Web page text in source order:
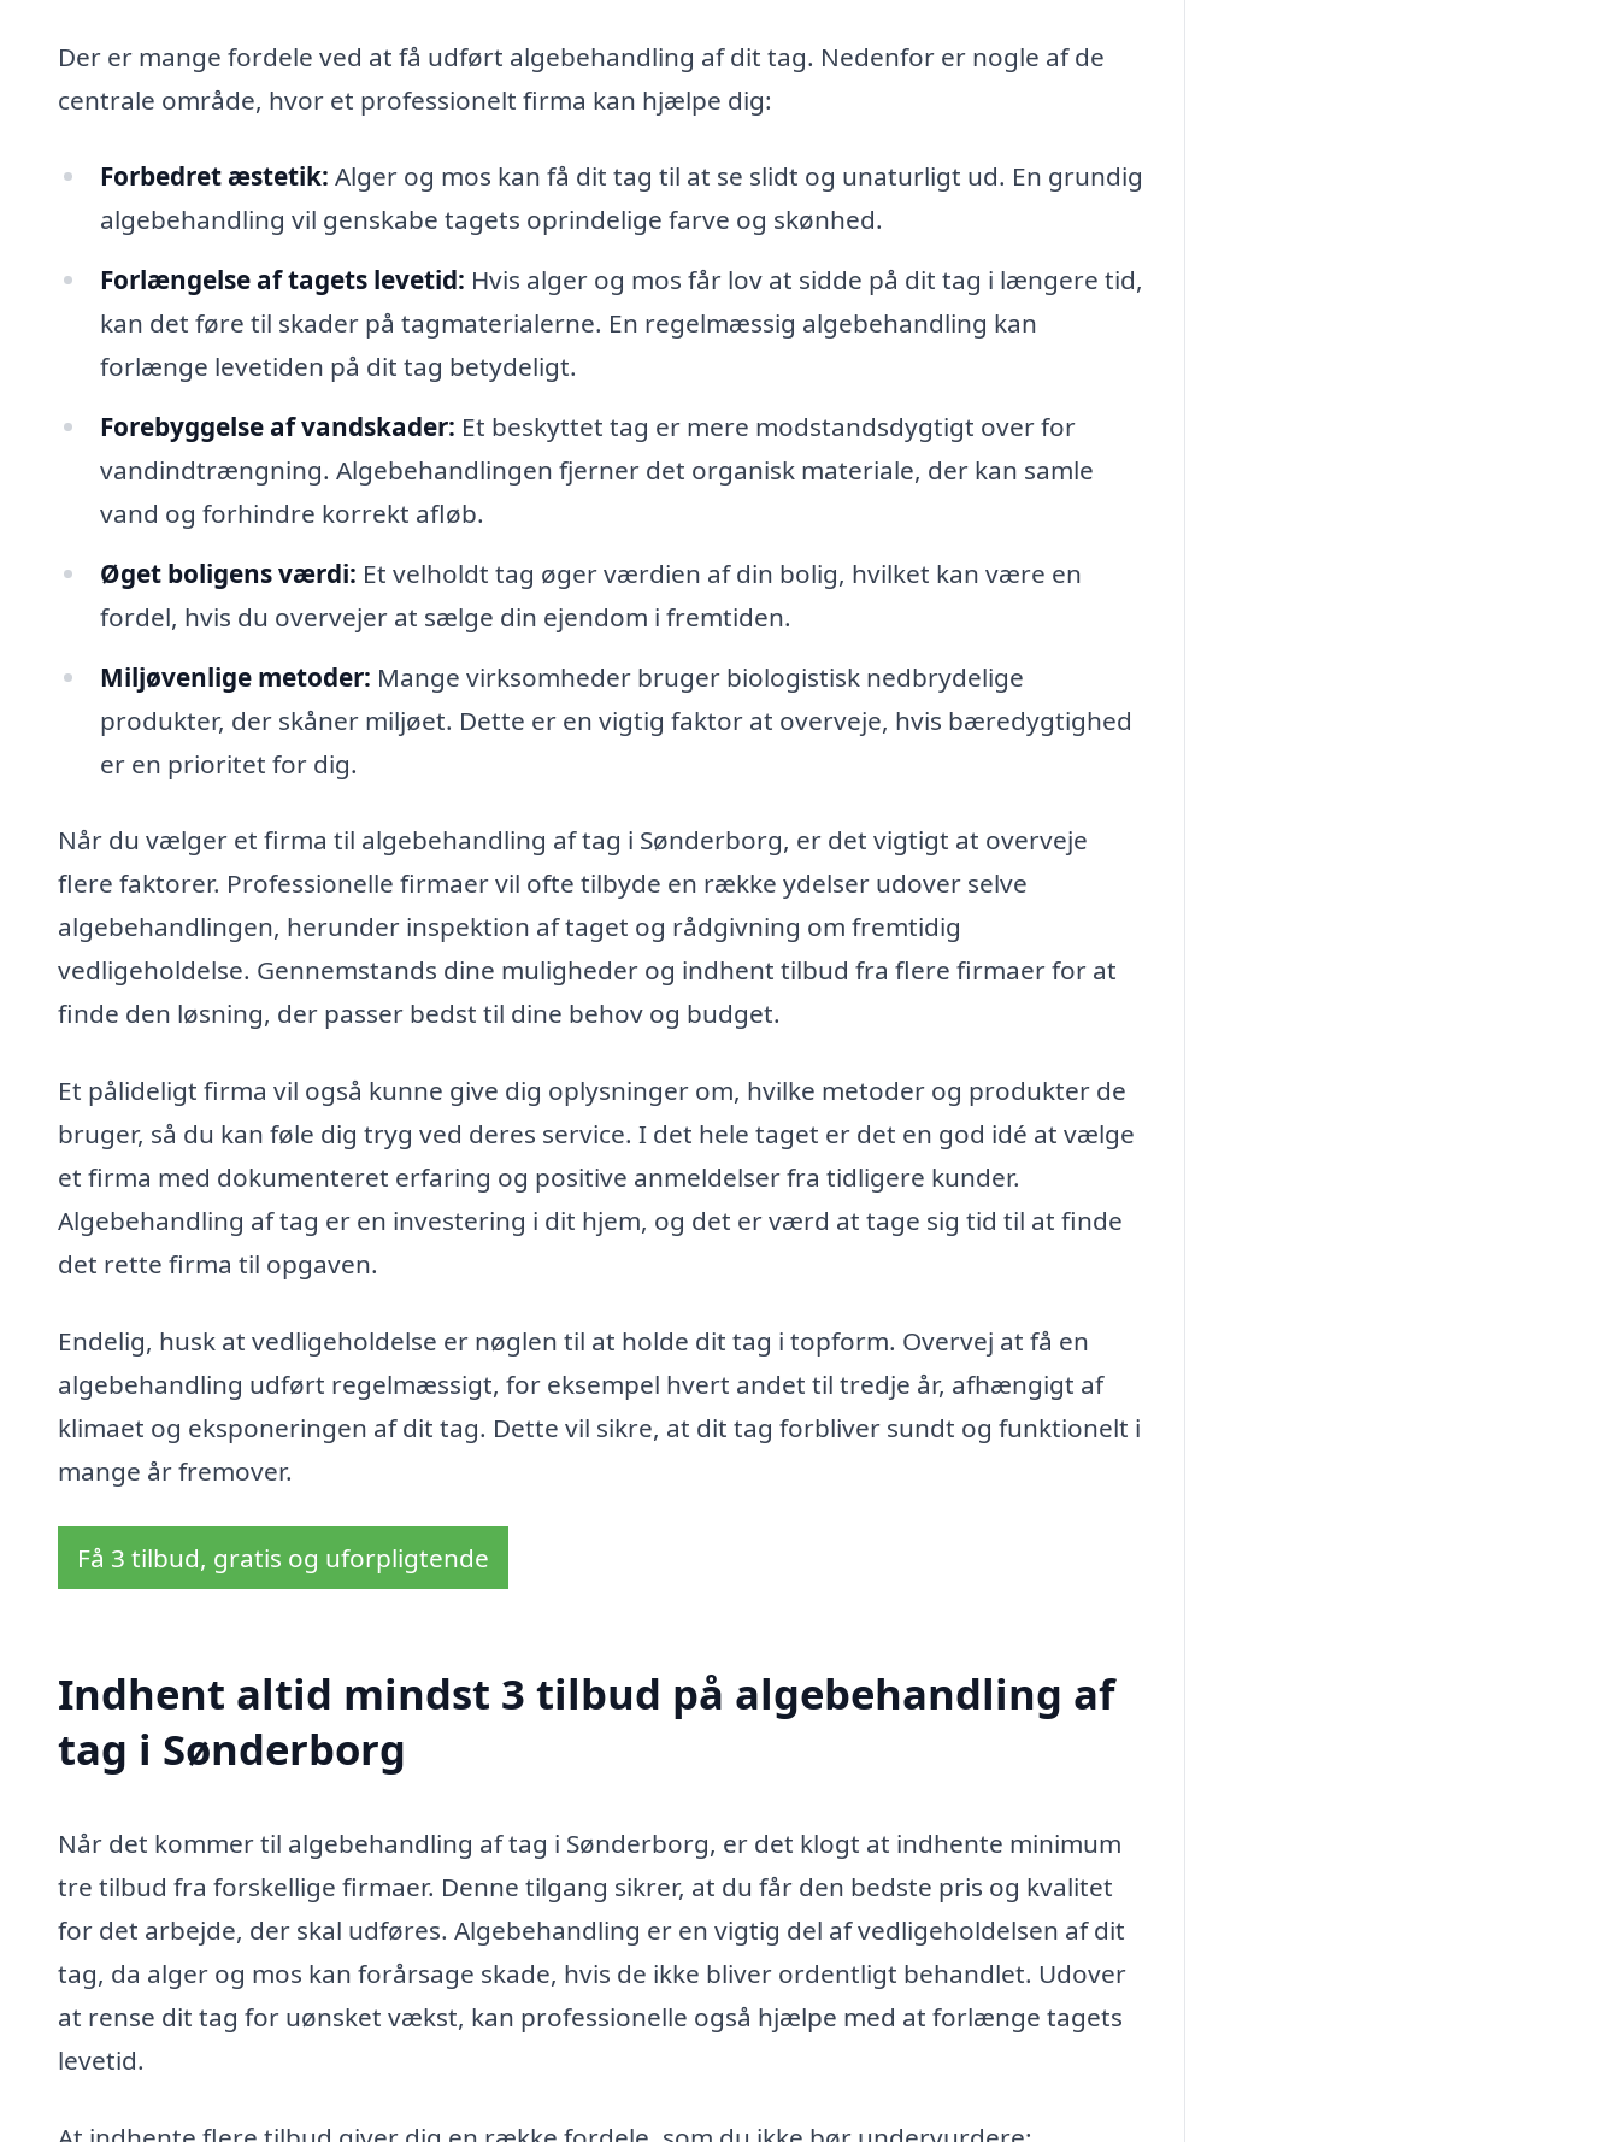
Der er mange fordele ved at få udført algebehandling af dit tag. Nedenfor er nogle af de
centrale område, hvor et professionelt firma kan hjælpe dig:
Forbedret æstetik: Alger og mos kan få dit tag til at se slidt og unaturligt ud. En grundig
algebehandling vil genskabe tagets oprindelige farve og skønhed.
Forlængelse af tagets levetid: Hvis alger og mos får lov at sidde på dit tag i længere tid,
kan det føre til skader på tagmaterialerne. En regelmæssig algebehandling kan
forlænge levetiden på dit tag betydeligt.
Forebyggelse af vandskader: Et beskyttet tag er mere modstandsdygtigt over for
vandindtrængning. Algebehandlingen fjerner det organisk materiale, der kan samle
vand og forhindre korrekt afløb.
Øget boligens værdi: Et velholdt tag øger værdien af din bolig, hvilket kan være en
fordel, hvis du overvejer at sælge din ejendom i fremtiden.
Miljøvenlige metoder: Mange virksomheder bruger biologistisk nedbrydelige
produkter, der skåner miljøet. Dette er en vigtig faktor at overveje, hvis bæredygtighed
er en prioritet for dig.
Når du vælger et firma til algebehandling af tag i Sønderborg, er det vigtigt at overveje
flere faktorer. Professionelle firmaer vil ofte tilbyde en række ydelser udover selve
algebehandlingen, herunder inspektion af taget og rådgivning om fremtidig
vedligeholdelse. Gennemstands dine muligheder og indhent tilbud fra flere firmaer for at
finde den løsning, der passer bedst til dine behov og budget.
Et pålideligt firma vil også kunne give dig oplysninger om, hvilke metoder og produkter de
bruger, så du kan føle dig tryg ved deres service. I det hele taget er det en god idé at vælge
et firma med dokumenteret erfaring og positive anmeldelser fra tidligere kunder.
Algebehandling af tag er en investering i dit hjem, og det er værd at tage sig tid til at finde
det rette firma til opgaven.
Endelig, husk at vedligeholdelse er nøglen til at holde dit tag i topform. Overvej at få en
algebehandling udført regelmæssigt, for eksempel hvert andet til tredje år, afhængigt af
klimaet og eksponeringen af dit tag. Dette vil sikre, at dit tag forbliver sundt og funktionelt i
mange år fremover.
Få 3 tilbud, gratis og uforpligtende
Indhent altid mindst 3 tilbud på algebehandling af
tag i Sønderborg
Når det kommer til algebehandling af tag i Sønderborg, er det klogt at indhente minimum
tre tilbud fra forskellige firmaer. Denne tilgang sikrer, at du får den bedste pris og kvalitet
for det arbejde, der skal udføres. Algebehandling er en vigtig del af vedligeholdelsen af dit
tag, da alger og mos kan forårsage skade, hvis de ikke bliver ordentligt behandlet. Udover
at rense dit tag for uønsket vækst, kan professionelle også hjælpe med at forlænge tagets
levetid.